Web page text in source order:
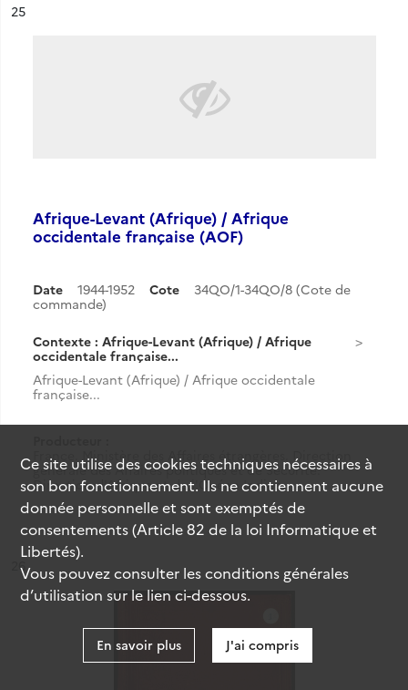
n°
25
Afrique-Levant (Afrique) / Afrique
occidentale française (AOF)
Date 1944-1952 Cote
34QO/1-34QO/8 (Cote de
commande)
Contexte : Afrique-Levant (Afrique) / Afrique
occidentale française...
Afrique-Levant (Afrique) / Afrique occidentale
française...
France. Ministère des Affaires étrangères. Direction
générale des Affaires politiques et de Sécurité.
Direction d'Afrique et de l'Océan Indien.
n°
26
Ce site utilise descookiestechniques nécessaires à
son bon fonctionnement. Ils ne contiennent aucune
donnée personnelle et sont exemptés de
consentements (Article 82 de la loi Informatique et
Libertés).
Vous pouvez consulter les conditions générales
d’utilisation sur le lien ci-dessous.
En savoir plus J'ai compris